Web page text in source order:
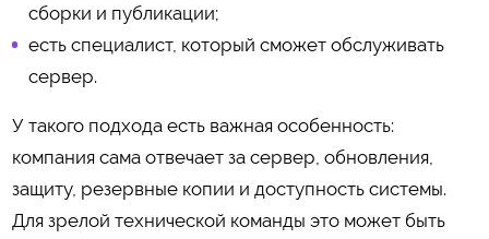
сборки и публикации;
есть специалист, который сможет обслуживать
сервер.
У такого подхода есть важная особенность:
компания сама отвечает за сервер, обновления,
защиту, резервные копии и доступность системы.
Для зрелой технической команды это может быть